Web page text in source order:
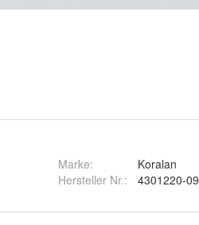
Marke:
Koralan
Hersteller Nr.:
4301220-09